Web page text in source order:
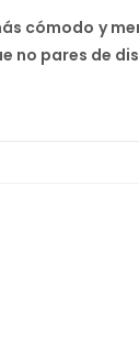
cómodo y
no pares de